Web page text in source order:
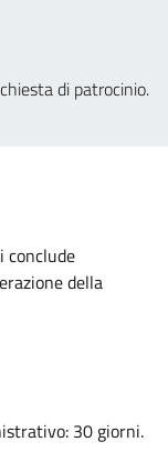
di patrocinio..
conclude
della
30 giorni.